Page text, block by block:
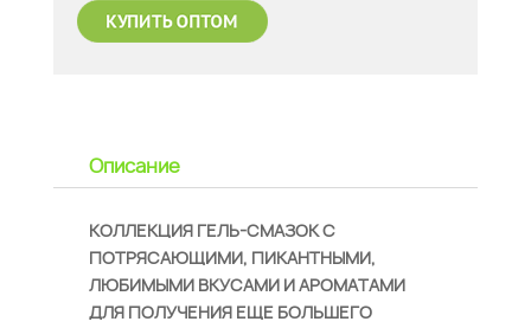
Описание
КОЛЛЕКЦИЯ ГЕЛЬ-СМАЗОК С
ПОТРЯСАЮЩИМИ, ПИКАНТНЫМИ,
ЛЮБИМЫМИ ВКУСАМИ И АРОМАТАМИ
ДЛЯ ПОЛУЧЕНИЯ ЕЩЕ БОЛЬШЕГО